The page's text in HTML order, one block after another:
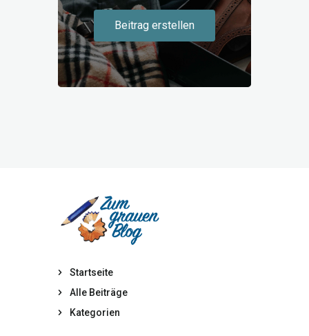
Beitrag erstellen
Startseite
Alle Beiträge
Kategorien